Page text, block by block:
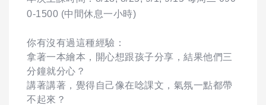
0-1500 (中間休息一小時)
你有沒有過這種經驗：
拿著一本繪本，開心想跟孩子分享，結果他們三
分鐘就分心？
講著講著，覺得自己像在唸課文，氣氛一點都帶
不起來？